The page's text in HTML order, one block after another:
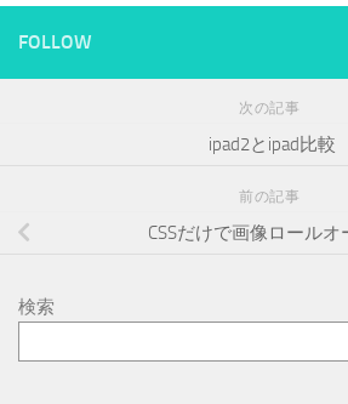
FOLLOW
次の記事
ipad2とipad比較
前の記事
CSSだけで画像ロールオ
検索